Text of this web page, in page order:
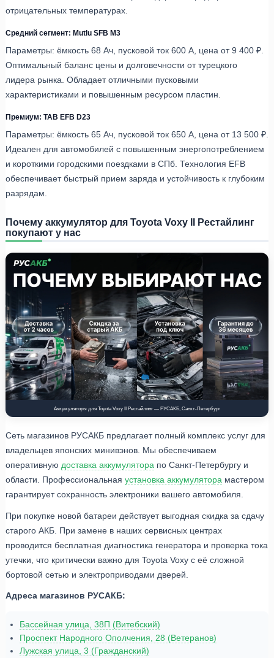
отрицательных температурах.
Средний сегмент: Mutlu SFB M3
Параметры: ёмкость 68 Ач, пусковой ток 600 А, цена от 9 400 ₽.
Оптимальный баланс цены и долговечности от турецкого
лидера рынка. Обладает отличными пусковыми
характеристиками и повышенным ресурсом пластин.
Премиум: TAB EFB D23
Параметры: ёмкость 65 Ач, пусковой ток 650 А, цена от 13 500 ₽.
Идеален для автомобилей с повышенным энергопотреблением
и короткими городскими поездками в СПб. Технология EFB
обеспечивает быстрый прием заряда и устойчивость к глубоким
разрядам.
Почему аккумулятор для Toyota Voxy II Рестайлинг
покупают у нас
Аккумуляторы для Toyota Voxy II Рестайлинг — РУСАКБ, Санкт-Петербург
Сеть магазинов РУСАКБ предлагает полный комплекс услуг для
владельцев японских минивэнов. Мы обеспечиваем
оперативную доставка аккумулятора по Санкт-Петербургу и
области. Профессиональная установка аккумулятора мастером
гарантирует сохранность электроники вашего автомобиля.
При покупке новой батареи действует выгодная скидка за сдачу
старого АКБ. При замене в наших сервисных центрах
проводится бесплатная диагностика генератора и проверка тока
утечки, что критически важно для Toyota Voxy с её сложной
бортовой сетью и электроприводами дверей.
Адреса магазинов РУСАКБ:
Бассейная улица, 38П (Витебский)
Проспект Народного Ополчения, 28 (Ветеранов)
Лужская улица, 3 (Гражданский)